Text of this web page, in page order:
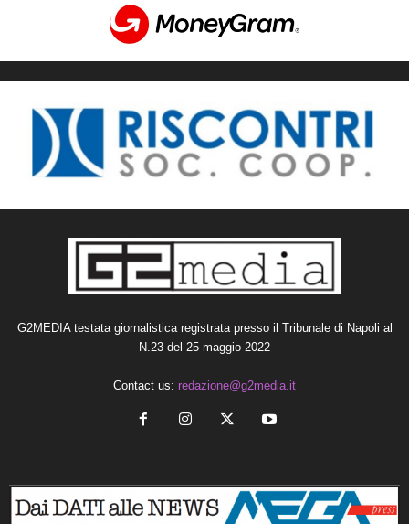
G2MEDIA testata giornalistica registrata presso il Tribunale di Napoli al
N.23 del 25 maggio 2022
Contact us: redazione@g2media.it